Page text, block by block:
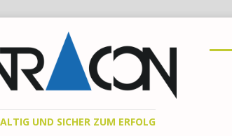
UND SICHER ZUM ERFOLG